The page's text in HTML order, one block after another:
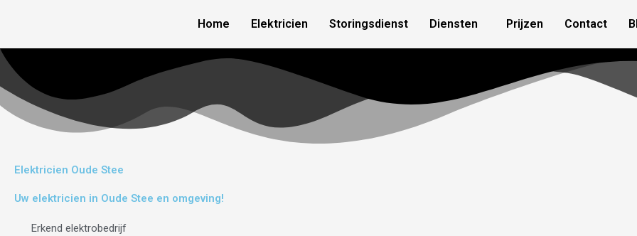
Home Elektricien Storingsdienst Diensten Prijzen Contact
Elektricien Oude Stee
Uw elektricien in Oude Stee en omgeving!
Erkend elektrobedrijf